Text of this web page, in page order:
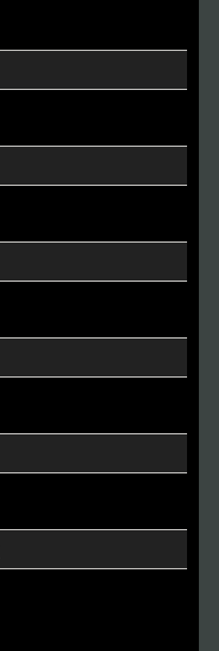
Digital Archive